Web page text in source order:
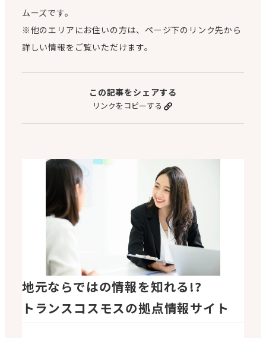
ムーズです。
※他のエリアにお住いの方は、ページ下のリンク先から
詳しい情報をご覧いただけます。
この記事をシェアする
リンクをコピーする
地元ならではの情報を知れる!?
トランスコスモスの拠点情報サイト